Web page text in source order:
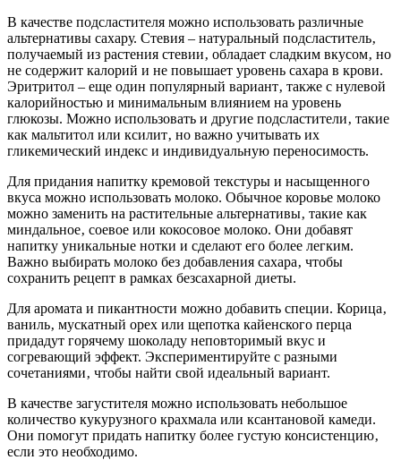
В качестве подсластителя можно использовать различные
альтернативы сахару. Стевия – натуральный подсластитель‚
получаемый из растения стевии‚ обладает сладким вкусом‚ но
не содержит калорий и не повышает уровень сахара в крови.
Эритритол – еще один популярный вариант‚ также с нулевой
калорийностью и минимальным влиянием на уровень
глюкозы. Можно использовать и другие подсластители‚ такие
как мальтитол или ксилит‚ но важно учитывать их
гликемический индекс и индивидуальную переносимость.
Для придания напитку кремовой текстуры и насыщенного
вкуса можно использовать молоко. Обычное коровье молоко
можно заменить на растительные альтернативы‚ такие как
миндальное‚ соевое или кокосовое молоко. Они добавят
напитку уникальные нотки и сделают его более легким.
Важно выбирать молоко без добавления сахара‚ чтобы
сохранить рецепт в рамках безсахарной диеты.
Для аромата и пикантности можно добавить специи. Корица‚
ваниль‚ мускатный орех или щепотка кайенского перца
придадут горячему шоколаду неповторимый вкус и
согревающий эффект. Экспериментируйте с разными
сочетаниями‚ чтобы найти свой идеальный вариант.
В качестве загустителя можно использовать небольшое
количество кукурузного крахмала или ксантановой камеди.
Они помогут придать напитку более густую консистенцию‚
если это необходимо.